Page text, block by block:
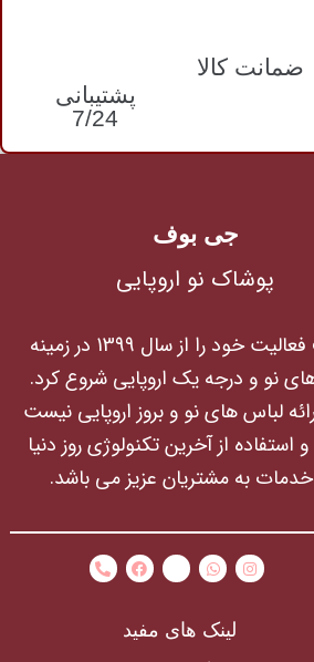
ضمانت کالا
پشتیبانی
7/24
جی بوف
پوشاک نو اروپایی
گروه تجاری جی‌بوف فعالیت خود را از سال 1399 در زمینه
نو و درجه یک اروپایی شروع کرد.
لباس های نو و بروز اروپایی نیست
از آخرین تکنولوژی روز دنیا
خدمات به مشتریان عزیز می باشد.
لینک های مفید